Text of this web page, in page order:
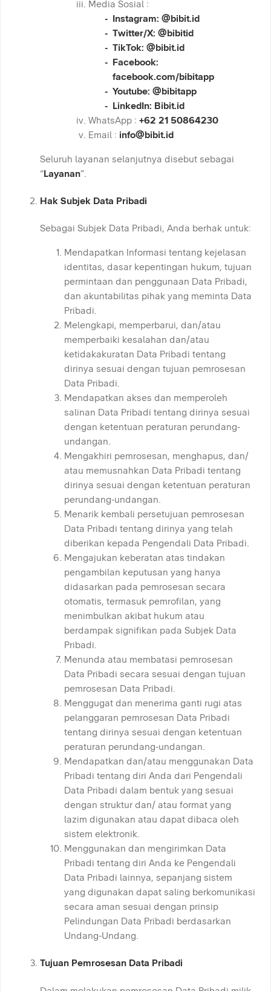
Media Sosial :
Instagram: @bibit.id
Twitter/X: @bibitid
TikTok: @bibit.id
Facebook:
facebook.com/bibitapp
Youtube: @bibitapp
LinkedIn: Bibit.id
WhatsApp : +62 21 50864230
Email : info@bibit.id
Seluruh layanan selanjutnya disebut sebagai
“Layanan”.
Hak Subjek Data Pribadi
Sebagai Subjek Data Pribadi, Anda berhak untuk:
Mendapatkan Informasi tentang kejelasan
identitas, dasar kepentingan hukum, tujuan
permintaan dan penggunaan Data Pribadi,
dan akuntabilitas pihak yang meminta Data
Pribadi.
Melengkapi, memperbarui, dan/atau
memperbaiki kesalahan dan/atau
ketidakakuratan Data Pribadi tentang
dirinya sesuai dengan tujuan pemrosesan
Data Pribadi.
Mendapatkan akses dan memperoleh
salinan Data Pribadi tentang dirinya sesuai
dengan ketentuan peraturan perundang-
undangan.
Mengakhiri pemrosesan, menghapus, dan/
atau memusnahkan Data Pribadi tentang
dirinya sesuai dengan ketentuan peraturan
perundang-undangan.
Menarik kembali persetujuan pemrosesan
Data Pribadi tentang dirinya yang telah
diberikan kepada Pengendali Data Pribadi.
Mengajukan keberatan atas tindakan
pengambilan keputusan yang hanya
didasarkan pada pemrosesan secara
otomatis, termasuk pemrofilan, yang
menimbulkan akibat hukum atau
berdampak signifikan pada Subjek Data
Pribadi.
Menunda atau membatasi pemrosesan
Data Pribadi secara sesuai dengan tujuan
pemrosesan Data Pribadi.
Menggugat dan menerima ganti rugi atas
pelanggaran pemrosesan Data Pribadi
tentang dirinya sesuai dengan ketentuan
peraturan perundang-undangan.
Mendapatkan dan/atau menggunakan Data
Pribadi tentang diri Anda dari Pengendali
Data Pribadi dalam bentuk yang sesuai
dengan struktur dan/ atau format yang
lazim digunakan atau dapat dibaca oleh
sistem elektronik.
Menggunakan dan mengirimkan Data
Pribadi tentang diri Anda ke Pengendali
Data Pribadi lainnya, sepanjang sistem
yang digunakan dapat saling berkomunikasi
secara aman sesuai dengan prinsip
Pelindungan Data Pribadi berdasarkan
Undang-Undang.
Tujuan Pemrosesan Data Pribadi